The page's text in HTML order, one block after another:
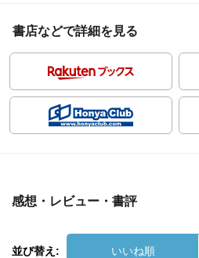
書店などで詳細を見る
感想・レビュー・書評
並び替え: いいね順